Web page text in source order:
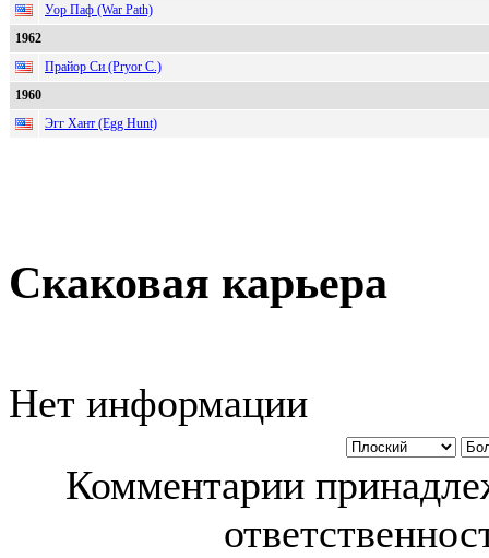
Уор Паф (War Path)
1962
Прайор Си (Pryor C.)
1960
Эгг Хант (Egg Hunt)
Скаковая карьера
Нет информации
Комментарии